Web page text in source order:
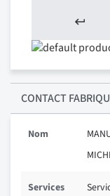
CONTACT
Nom
Services